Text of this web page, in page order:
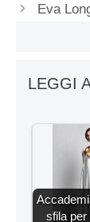
Eva
LEGGI
sfila per